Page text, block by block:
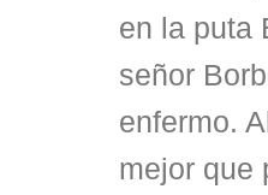
en la puta
señor
enfermo.
mejor que